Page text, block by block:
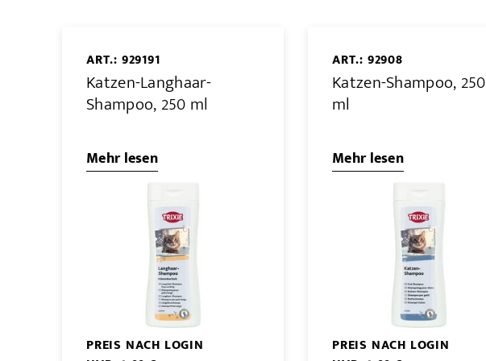
ART.: 929191
Katzen-Langhaar-
Shampoo, 250 ml
Mehr lesen
PREIS NACH LOGIN
ART.: 92908
Katzen-Shampoo, 250
ml
Mehr lesen
PREIS NACH LOGIN